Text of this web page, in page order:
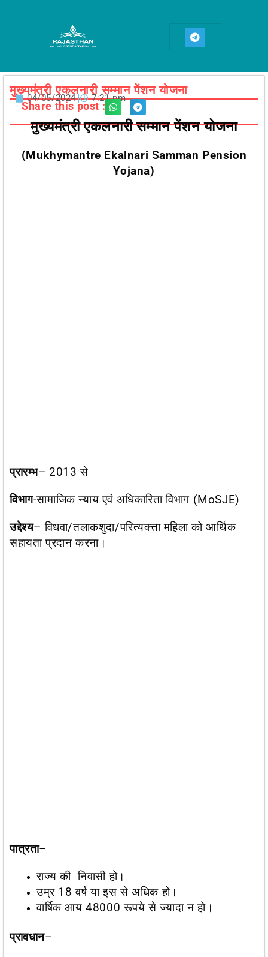
T
e
l
r
मुख्यमंत्री एकलनारी सम्मान पेंशन योजना
04/05/2024 7:21 pm
Share this post :
मुख्यमंत्री एकलनारी सम्मान पेंशन योजना
(Mukhymantre Ekalnari Samman Pension
Yojana)
प्रारम्भ– 2013 से
विभाग-सामाजिक न्याय एवं अधिकारिता विभाग (MoSJE)
उद्देश्य– विधवा/तलाकशुदा/परित्यक्त्ता महिला को आर्थिक
सहायता प्रदान करना।
पात्रता–
राज्य की निवासी हो।
उम्र 18 वर्ष याइस से अधिक हो।
वार्षिक आय 48000 रूपये से ज्यादा न हो।
प्रावधान–